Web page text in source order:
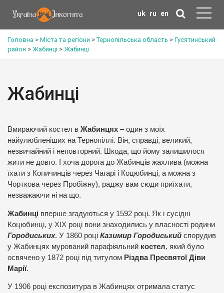
uk ru en
Головна > Міста та регіони >Тернопільська область > Гусятинський
район > Жабинці > Жабинці
Жабинці
Вмираючий костел в Жабинцях – один з моїх
найулюбленіших на Тернопіллі. Він, справді, великий,
незвичайний і неповторний. Шкода, що йому залишилося
жити не довго. І хоча дорога до Жабинців жахлива (можна
їхати з Копичинців через Чагарі і Коцюбинці, а можна з
Чорткова через Пробіжну), раджу вам сюди приїхати,
незважаючи ні на що.
Жабинці вперше згадуються у 1592 році. Як і сусідні
Коцюбинці, у ХІХ році вони знаходились у власності родини
Городиських. У 1860 році Казимир Городиський спорудив
у Жабинцях мурований парафіяльний костел, який було
освячено у 1872 році під титулом Різдва Пресвятої Діви
Марії.
У 1906 році експозитура в Жабинцях отримала статус